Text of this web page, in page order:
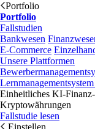
Portfolio
Portfolio
Fallstudien
Bankwesen
E-Commerce
Unsere Plattformen
Einheitliches KI-
Kryptowährungen
Fallstudie lesen
Einstellen